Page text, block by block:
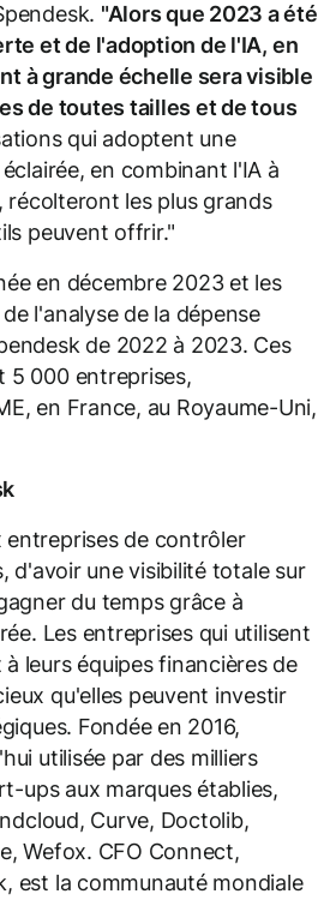
"Alors que 2023 a été
et de l'adoption de l'IA, en
à grande échelle sera visible
de toutes tailles et de tous
qui adoptent une
en combinant l'IA à
récolteront les plus grands
peuvent offrir."
en décembre 2023 et les
l'analyse de la dépense
de 2022 à 2023. Ces
5 000 entreprises,
en France, au Royaume-Uni,
entreprises de contrôler
d'avoir une visibilité totale sur
du temps grâce à
Les entreprises qui utilisent
leurs équipes financières de
qu'elles peuvent investir
Fondée en 2016,
utilisée par des milliers
ups aux marques établies,
Curve, Doctolib,
Wefox. CFO Connect,
est la communauté mondiale